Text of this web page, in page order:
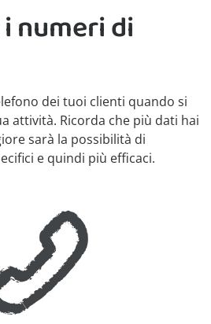
numeri di
dei tuoi clienti quando si
attività. Ricorda che più dati hai
sarà la possibilità di
e quindi più efficaci.